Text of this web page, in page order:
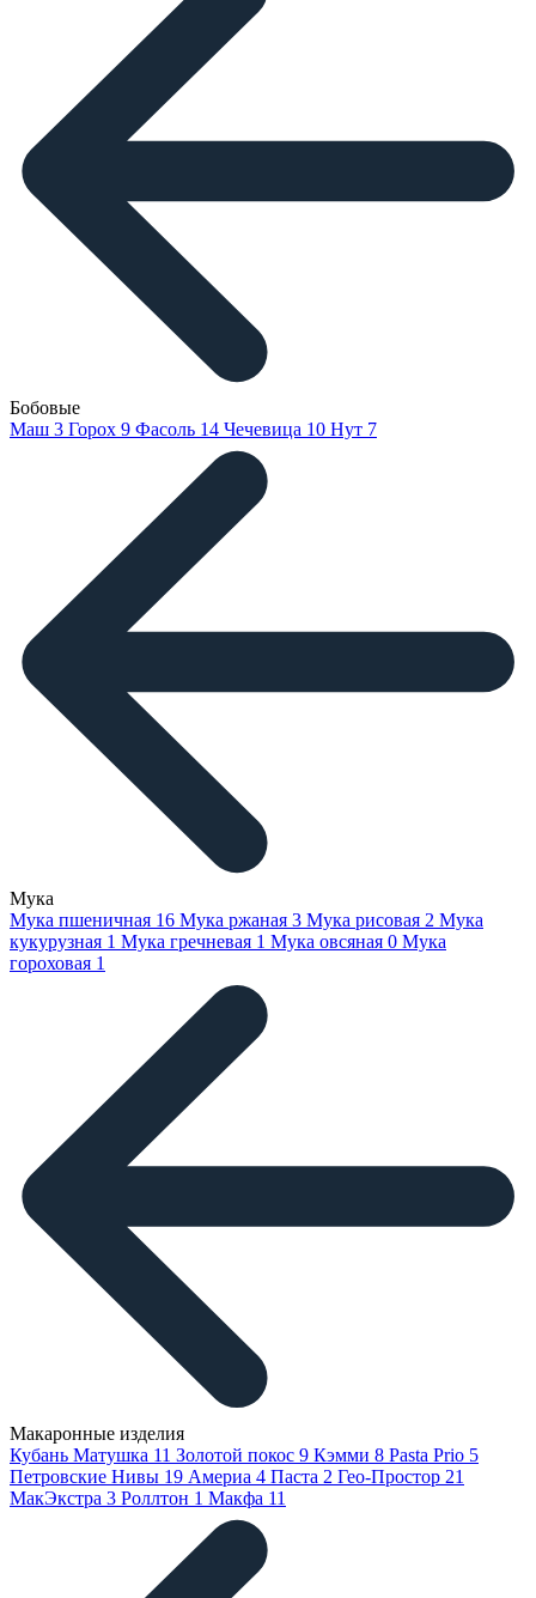
Бобовые
Маш 3 Горох 9 Фасоль 14 Чечевица 10 Нут 7
Мука
Мука пшеничная 16 Мука ржаная 3 Мука рисовая 2 Мука
кукурузная 1 Мука гречневая 1 Мука овсяная 0 Мука
гороховая 1
Макаронные изделия
Кубань Матушка 11 Золотой покос 9 Кэмми 8 Pasta Prio 5
Петровские Нивы 19 Америа 4 Паста 2 Гео-Простор 21
МакЭкстра 3 Роллтон 1 Макфа 11